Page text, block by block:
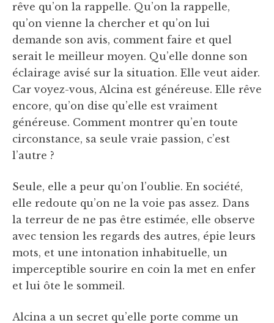
rêve qu’on la rappelle. Qu’on la rappelle,
qu’on vienne la chercher et qu’on lui
demande son avis, comment faire et quel
serait le meilleur moyen. Qu’elle donne son
éclairage avisé sur la situation. Elle veut aider.
Car voyez-vous, Alcina est généreuse. Elle rêve
encore, qu’on dise qu’elle est vraiment
généreuse. Comment montrer qu’en toute
circonstance, sa seule vraie passion, c’est
l’autre ?
Seule, elle a peur qu’on l’oublie. En société,
elle redoute qu’on ne la voie pas assez. Dans
la terreur de ne pas être estimée, elle observe
avec tension les regards des autres, épie leurs
mots, et une intonation inhabituelle, un
imperceptible sourire en coin la met en enfer
et lui ôte le sommeil.
Alcina a un secret qu’elle porte comme un